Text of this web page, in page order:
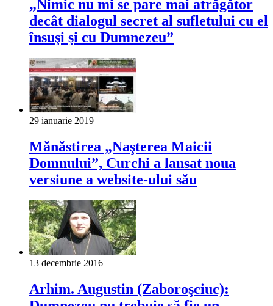
„Nimic nu mi se pare mai atrăgător
decât dialogul secret al sufletului cu el
însuşi şi cu Dumnezeu”
29 ianuarie 2019
Mănăstirea „Naşterea Maicii
Domnului”, Curchi a lansat noua
versiune a website-ului său
13 decembrie 2016
Arhim. Augustin (Zaboroşciuc):